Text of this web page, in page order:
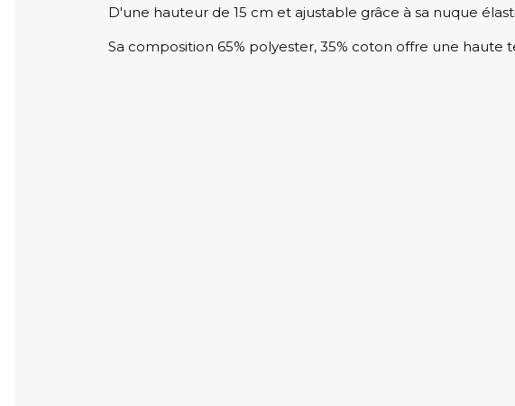
D'une hauteur de 15 cm et ajustable grâce à sa nuque
Sa composition 65% polyester, 35% coton offre une haute